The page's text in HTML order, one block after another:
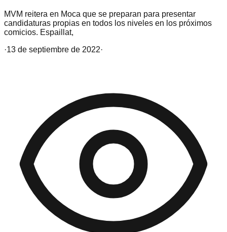
MVM reitera en Moca que se preparan para presentar
candidaturas propias en todos los niveles en los próximos
comicios. Espaillat,
·13 de septiembre de 2022·